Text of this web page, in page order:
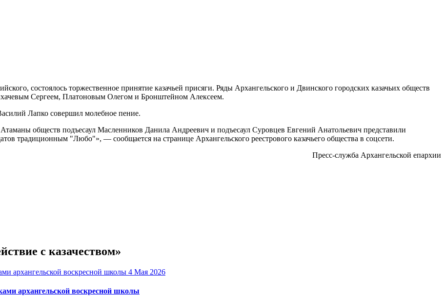
состоялось торжественное принятие казачьей присяги. Ряды Архангельского и Двинского городских казачьих обществ
Сергеем, Платоновым Олегом и Бронштейном Алексеем.
Лапко совершил молебное пение.
обществ подъесаул Масленников Данила Андреевич и подъесаул Суровцев Евгений Анатольевич представили
традиционным "Любо"», — сообщается на странице Архангельского реестрового казачьего общества в соцсети.
Пресс-служба Архангельской епархии
с казачеством»
4 Мая 2026
архангельской воскресной школы